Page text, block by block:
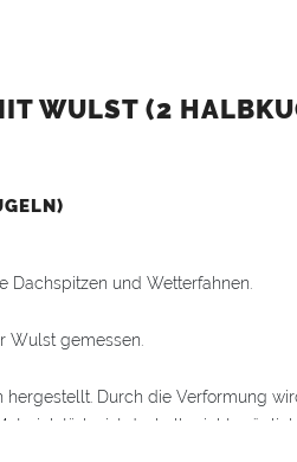
WULST (2
und Wetterfahnen.
Wulst gemessen.
Durch die Verformung
ist deshalb nicht möglich.